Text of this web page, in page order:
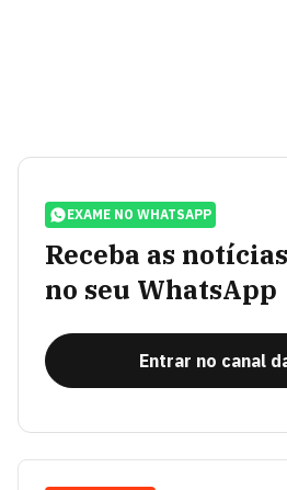
EXAME NO WHATSAPP
Receba as
no seu WhatsApp
Entrar no canal